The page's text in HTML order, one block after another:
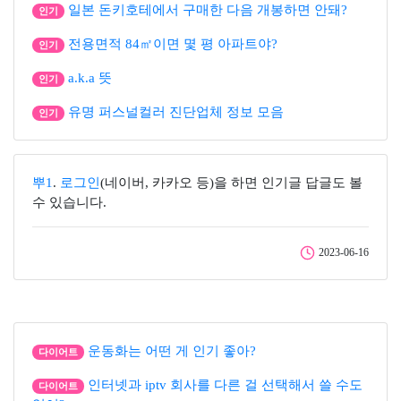
인기 일본 돈키호테에서 구매한 다음 개봉하면 안돼?
인기 전용면적 84㎡이면 몇 평 아파트야?
인기 a.k.a 뜻
인기 유명 퍼스널컬러 진단업체 정보 모음
뿌1 . 로그인 (네이버, 카카오 등)을 하면 인기글 답글도 볼
수 있습니다.
2023-06-16
다이어트 운동화는 어떤 게 인기 좋아?
다이어트
인터넷과 iptv 회사를 다른 걸 선택해서 쓸 수도